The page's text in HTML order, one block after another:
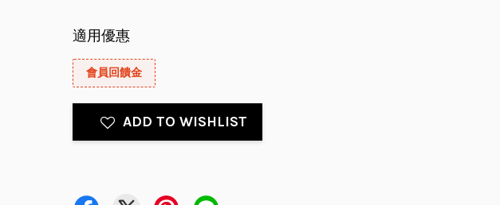
適用優惠
會員回饋金
ADD TO WISHLIST